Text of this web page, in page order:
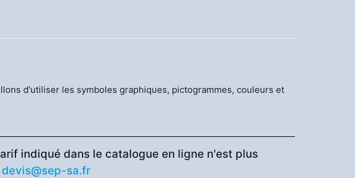
d'utiliser les symboles graphiques, pictogrammes, couleurs et
indiqué dans le catalogue en ligne n'est plus
devis@sep-sa.fr